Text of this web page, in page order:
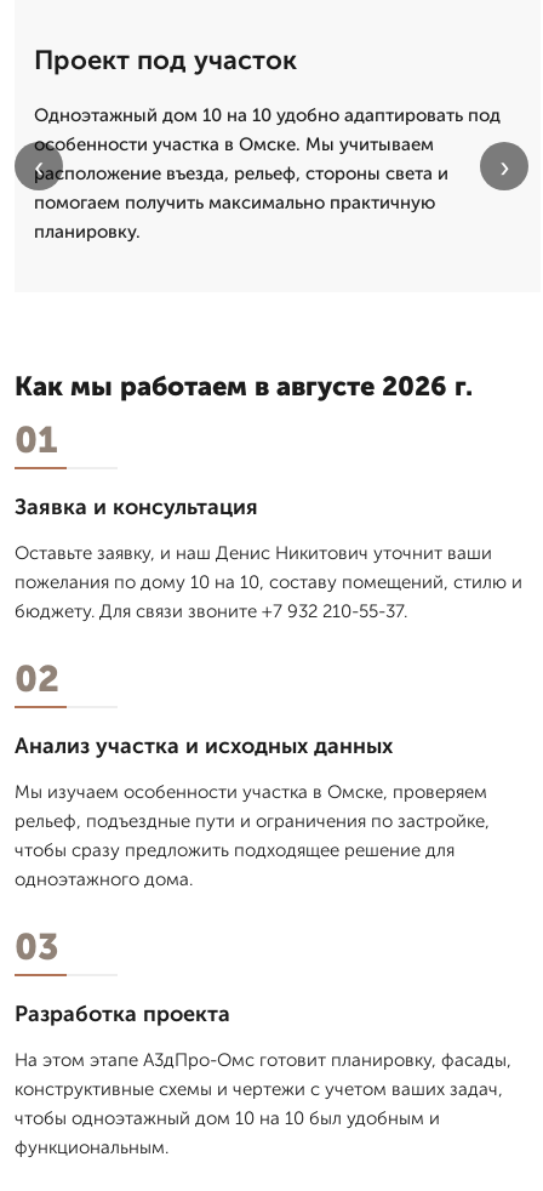
Проект под участок
Одноэтажный дом 10 на 10 удобно адаптировать под
особенности участка в Омске. Мы учитываем
расположение въезда, рельеф, стороны света и
помогаем получить максимально практичную
планировку.
‹ ›
Как мы работаем в августе 2026 г.
01
Заявка и консультация
Оставьте заявку, и наш Денис Никитович уточнит ваши
пожелания по дому 10 на 10, составу помещений, стилю и
бюджету. Для связи звоните +7 932 210-55-37.
02
Анализ участка и исходных данных
Мы изучаем особенности участка в Омске, проверяем
рельеф, подъездные пути и ограничения по застройке,
чтобы сразу предложить подходящее решение для
одноэтажного дома.
03
Разработка проекта
На этом этапе А3дПро-Омс готовит планировку, фасады,
конструктивные схемы и чертежи с учетом ваших задач,
чтобы одноэтажный дом 10 на 10 был удобным и
функциональным.